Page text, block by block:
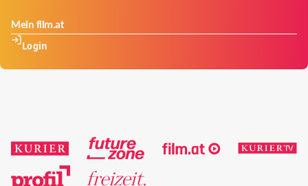
Mein film.at
Login